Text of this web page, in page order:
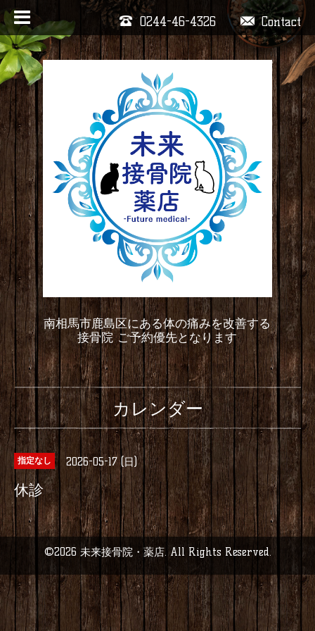
Contact
0244-46-4326
南相馬市鹿島区にある体の痛みを改善する
接骨院 ご予約優先となります
カレンダー
指定なし 2026-05-17 (日)
休診
©2026 未来接骨院・薬店. All Rights Reserved.